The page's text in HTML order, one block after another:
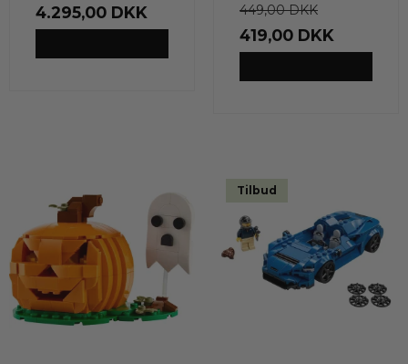
4.295,00 DKK 449,00 DKK
419,00 DKK
Tilbud